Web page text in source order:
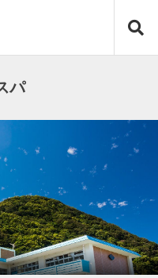
パ